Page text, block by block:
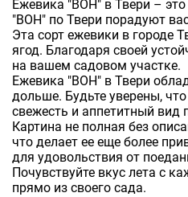
Ежевика "ВОН" в Твери –
"ВОН" по Твери порадуют
Эта сорт ежевики в городе
ягод. Благодаря своей
на вашем садовом участке.
Ежевика "ВОН" в Твери
дольше. Будьте уверены,
свежесть и аппетитный вид
Картина не полная без
что делает ее еще более
для удовольствия от
Почувствуйте вкус лета с
прямо из своего сада.